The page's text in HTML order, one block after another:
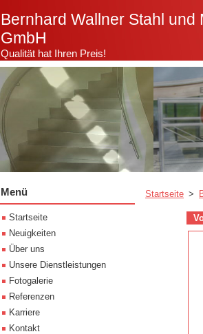
Bernhard Wallner Stahl und
GmbH
Qualität hat Ihren Preis!
Startseite >
Menü
Startseite
Neuigkeiten
Über uns
Unsere Dienstleistungen
Fotogalerie
Referenzen
Karriere
Kontakt